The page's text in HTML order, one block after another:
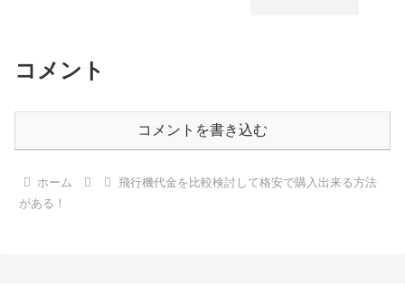
コメント
コメントを書き込む
ホーム
飛行機代金を比較検討して格安で購入出来る方法
がある！